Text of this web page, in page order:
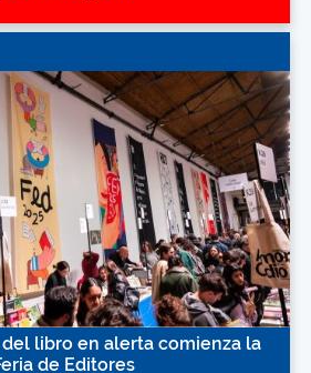
libro en alerta comienza la
de Editores